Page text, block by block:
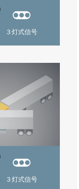
３灯式信号
３灯式信号